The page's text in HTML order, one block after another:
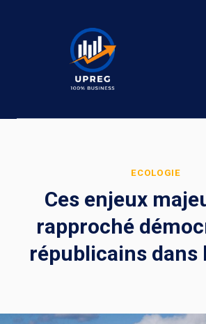
ECOLOGIE
Ces enjeux
rapproché
républicains dans